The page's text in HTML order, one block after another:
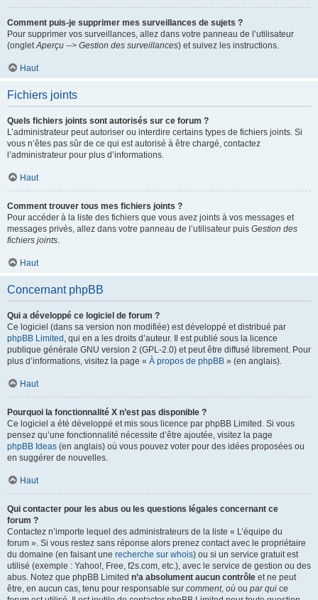
Comment puis-je supprimer mes surveillances de sujets ?
Pour supprimer vos surveillances, allez dans votre panneau de l’utilisateur
(ongletAperçu --> Gestion des surveillances) et suivez les instructions.
Haut
Fichiers joints
Quels fichiers joints sont autorisés sur ce forum ?
L’administrateur peut autoriser ou interdire certains types de fichiers joints. Si
vous n’êtes pas sûr de ce qui est autorisé à être chargé, contactez
l’administrateur pour plus d’informations.
Haut
Comment trouver tous mes fichiers joints ?
Pour accéder à la liste des fichiers que vous avez joints à vos messages et
messages privés, allez dans votre panneau de l’utilisateur puis Gestion des
fichiers joints.
Haut
Concernant phpBB
Qui a développé ce logiciel de forum ?
Ce logiciel (dans sa version non modifiée) est développé et distribué par
phpBB Limited , qui en a les droits d’auteur. Il est publié sous la licence
publique générale GNU version 2 (GPL-2.0) et peut être diffusé librement. Pour
plus d’informations, visitez la page « À propos de phpBB » (en anglais).
Haut
Pourquoi la fonctionnalité X n’est pas disponible ?
Ce logiciel a été développé et mis sous licence par phpBB Limited. Si vous
pensez qu’une fonctionnalité nécessite d’être ajoutée, visitez la page
phpBB Ideas (en anglais) où vous pouvez voter pour des idées proposées ou
en suggérer de nouvelles.
Haut
Qui contacter pour les abus ou les questions légales concernant ce
forum ?
Contactez n’importe lequel des administrateurs de la liste « L’équipe du
forum ». Si vous restez sans réponse alors prenez contact avec le propriétaire
du domaine (en faisant une recherche sur whois) ou si un service gratuit est
utilisé (exemple : Yahoo!, Free, f2s.com, etc.), avec le service de gestion ou des
abus. Notez que phpBB Limited n’a absolument aucun contrôle et ne peut
être, en aucun cas, tenu pour responsable sur comment, où ou par qui ce